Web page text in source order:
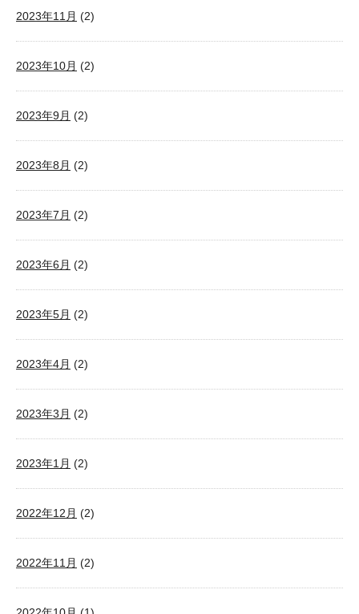
2023年11月 (2)
2023年10月 (2)
2023年9月 (2)
2023年8月 (2)
2023年7月 (2)
2023年6月 (2)
2023年5月 (2)
2023年4月 (2)
2023年3月 (2)
2023年1月 (2)
2022年12月 (2)
2022年11月 (2)